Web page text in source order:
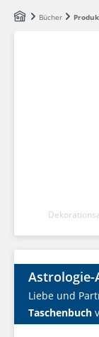
Zum Hauptinhalt
Bücher
Astrologie-
Liebe und
Taschenbuch